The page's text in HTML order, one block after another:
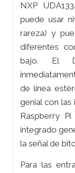
NXP
puede usar
rareza) y
diferentes
bajo. El
de línea
genial con
Raspberry
integrado
la señal de
Para las